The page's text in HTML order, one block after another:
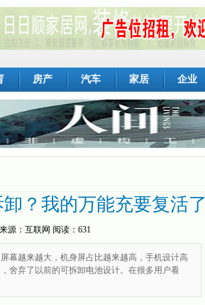
房产 汽车 家居 企业
？我的万能充要复活了
源： 互联网 阅读：631
幕越来越大，机身屏占比越来越高，手机设计高
舍弃了以前的可拆卸电池设计。在很多用户看